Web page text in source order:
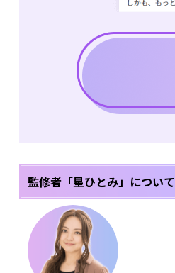
監修者「星ひとみ」について